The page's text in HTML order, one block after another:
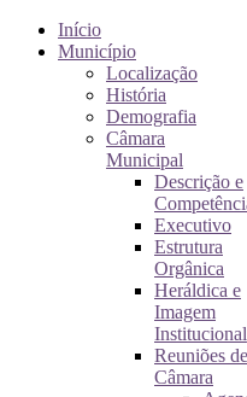
Início
Município
Localização
História
Demografia
Câmara
Municipal
Descrição e
Executivo
Estrutura
Orgânica
Heráldica e
Imagem
Institucional
Reuniões de
Câmara